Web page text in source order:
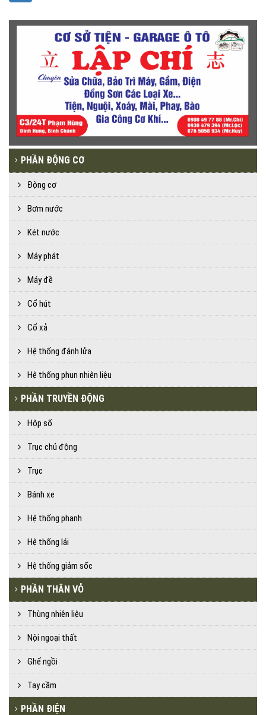
PHẦN ĐỘNG CƠ
Động cơ
Bơm nước
Két nước
Máy phát
Máy đề
Cổ hút
Cổ xả
Hệ thống đánh lửa
Hệ thống phun nhiên liệu
PHẦN TRUYỀN ĐỘNG
Hộp số
Trục chủ động
Trục
Bánh xe
Hệ thống phanh
Hệ thống lái
Hệ thống giảm sốc
PHẦN THÂN VỎ
Thùng nhiên liệu
Nội ngoại thất
Ghế ngồi
Tay cầm
PHẦN ĐIỆN